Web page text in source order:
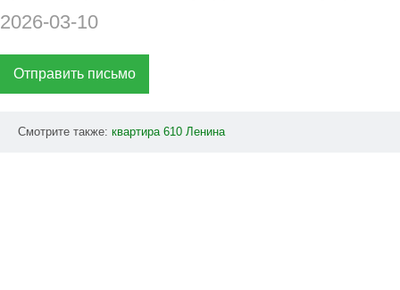
2026-03-10
Отправить письмо
Смотрите также: квартира 610 Ленина